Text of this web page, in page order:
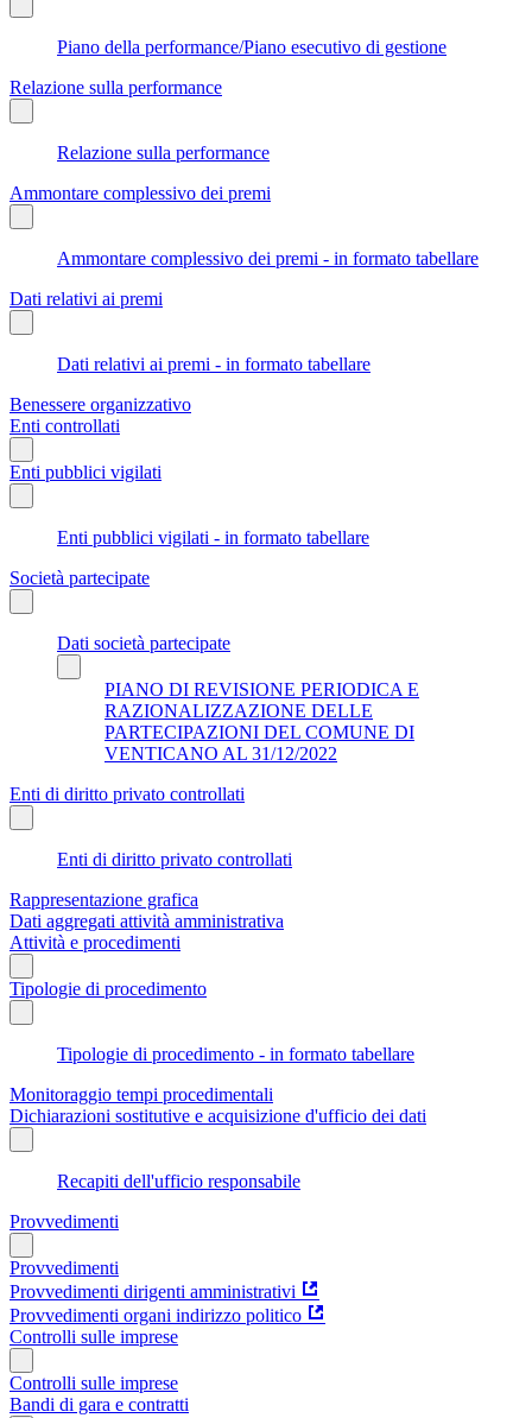
Piano della performance/Piano esecutivo di gestione
Relazione sulla performance
Relazione sulla performance
Ammontare complessivo dei premi
Ammontare complessivo dei premi - in formato tabellare
Dati relativi ai premi
Dati relativi ai premi - in formato tabellare
Benessere organizzativo
Enti controllati
Enti pubblici vigilati
Enti pubblici vigilati - in formato tabellare
Società partecipate
Dati società partecipate
PIANO DI REVISIONE PERIODICA E
RAZIONALIZZAZIONE DELLE
PARTECIPAZIONI DEL COMUNE DI
VENTICANO AL 31/12/2022
Enti di diritto privato controllati
Enti di diritto privato controllati
Rappresentazione grafica
Dati aggregati attività amministrativa
Attività e procedimenti
Tipologie di procedimento
Tipologie di procedimento - in formato tabellare
Monitoraggio tempi procedimentali
Dichiarazioni sostitutive e acquisizione d'ufficio dei dati
Recapiti dell'ufficio responsabile
Provvedimenti
Provvedimenti
Provvedimenti dirigenti amministrativi
Provvedimenti organi indirizzo politico
Controlli sulle imprese
Controlli sulle imprese
Bandi di gara e contratti